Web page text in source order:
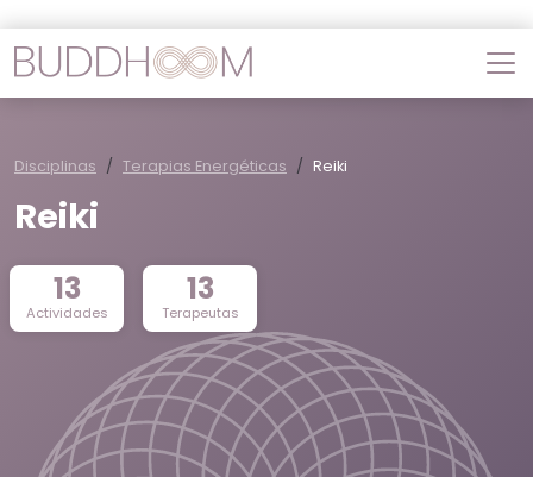
Disciplinas Terapias Energéticas Reiki
Reiki
13
Actividades
13
Terapeutas